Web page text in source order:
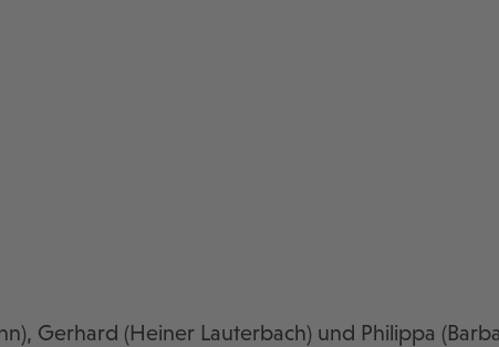
Gerhard (Heiner Lauterbach) und Philippa